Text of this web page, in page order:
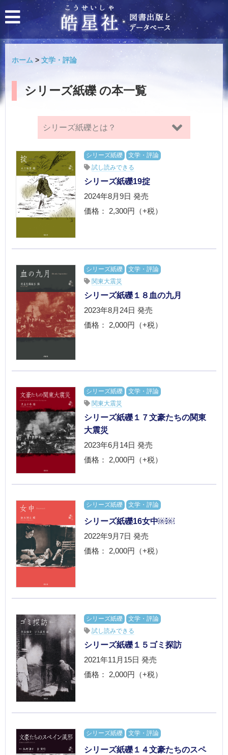
ホーム > 文学・評論
シリーズ紙礫 の本一覧
シリーズ紙礫とは？
のアンソロジーとは異なる切り口で文
学作品を蒐集します。例えば、戦中戦
後の闇市、終戦直後の夜の町で米兵の
袖を引いた街娼、被差別部落、人型の
性具・ダッチワイフ……。
明治から平成まで、書き手の有名無名
を問わず、テーマに合う作品を縦横無
尽に採録します。30ページにおよぶ重
小史としても読めます。
ちょっと不穏なこのシリーズに、どう
ぞお付き合いください。
シリーズ紙礫
文学・評論
試し読みできる
シリーズ紙礫19掟
2024年8月9日 発売
価格： 2,300円（+税）
シリーズ紙礫
文学・評論
関東大震災
シリーズ紙礫１８血の九月
2023年8月24日 発売
価格： 2,000円（+税）
シリーズ紙礫
文学・評論
関東大震災
シリーズ紙礫１７文豪たちの関東
大震災
2023年6月14日 発売
価格： 2,000円（+税）
シリーズ紙礫 文学・評論
シリーズ紙礫16女中￼￼
2022年9月7日 発売
価格： 2,000円（+税）
シリーズ紙礫
文学・評論
試し読みできる
シリーズ紙礫１５ゴミ探訪
2021年11月15日 発売
価格： 2,000円（+税）
シリーズ紙礫 文学・評論
シリーズ紙礫１４文豪たちのスペ